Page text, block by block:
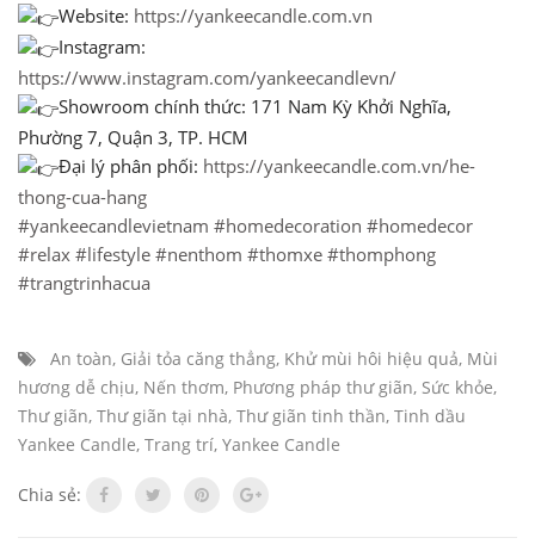
Website: https://yankeecandle.com.vn
Instagram:
https://www.instagram.com/yankeecandlevn/
Showroom chính thức: 171 Nam Kỳ Khởi Nghĩa,
Phường 7, Quận 3, TP. HCM
Đại lý phân phối: https://yankeecandle.com.vn/he-
thong-cua-hang
#yankeecandlevietnam #homedecoration #homedecor
#relax #lifestyle #nenthom #thomxe #thomphong
#trangtrinhacua
An toàn, Giải tỏa căng thẳng, Khử mùi hôi hiệu quả, Mùi
hương dễ chịu, Nến thơm, Phương pháp thư giãn, Sức khỏe,
Thư giãn, Thư giãn tại nhà, Thư giãn tinh thần, Tinh dầu
Yankee Candle, Trang trí, Yankee Candle
Chia sẻ: